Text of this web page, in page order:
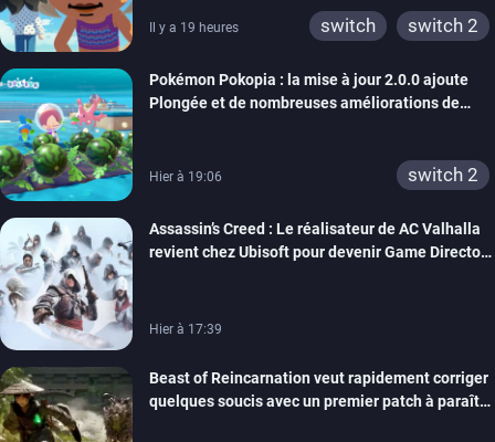
Il y a 19 heures switch switch 2
Pokémon Pokopia : la mise à jour 2.0.0 ajoute
Plongée et de nombreuses améliorations de
Hier à 19:06 switch 2
Assassin’s Creed : Le réalisateur de AC Valhalla
revient chez Ubisoft pour devenir Game Director
Hier à 17:39
Beast of Reincarnation veut rapidement corriger
quelques soucis avec un premier patch à paraître